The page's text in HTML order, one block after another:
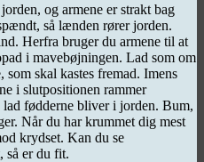
og armene er strakt bag
så lænden rører jorden.
Herfra bruger du armene til at
i mavebøjningen. Lad som om
skal kastes fremad. Imens
i slutpositionen rammer
fødderne bliver i jorden. Bum,
Når du har krummet dig mest
krydset. Kan du se
så er du fit.